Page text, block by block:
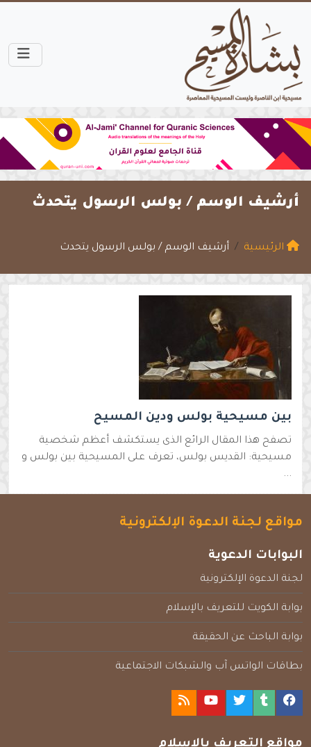
أرشيف الوسم / بولس الرسول يتحدث
الرئيسية أرشيف الوسم / بولس الرسول يتحدث
بين مسيحية بولس ودين المسيح
تصفح هذا المقال الرائع الذى يستكشف أعظم شخصية
مسيحية: القديس بولس، تعرف على المسيحية بين بولس و
...
مواقع لجنة الدعوة الإلكترونية
البوابات الدعوية
لجنة الدعوة الإلكترونية
بوابة الكويت للتعريف بالإسلام
بوابة الباحث عن الحقيقة
بطاقات الواتس آب والشبكات الاجتماعية